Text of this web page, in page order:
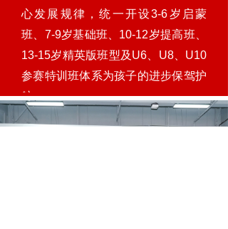
心发展规律，统一开设3-6岁启蒙
班、7-9岁基础班、10-12岁提高班、
13-15岁精英版班型及U6、U8、U10
参赛特训班体系为孩子的进步保驾护
航。